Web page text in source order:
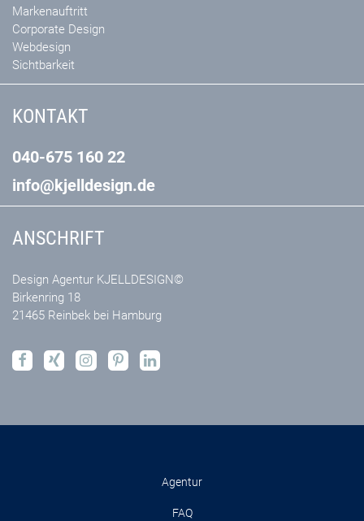
Markenauftritt
Corporate Design
Webdesign
Sichtbarkeit
KONTAKT
040-675 160 22
info@kjelldesign.de
ANSCHRIFT
Design Agentur KJELLDESIGN©
Birkenring 18
21465 Reinbek bei Hamburg
Agentur
FAQ